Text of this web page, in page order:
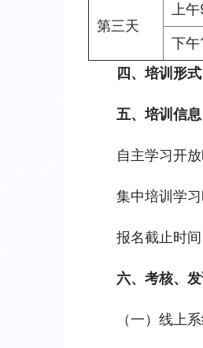
第三天
上
下
四、培训形
五、培训信息
自主学习开
集中培训学
报名截止时
六、考核、
（一）线上